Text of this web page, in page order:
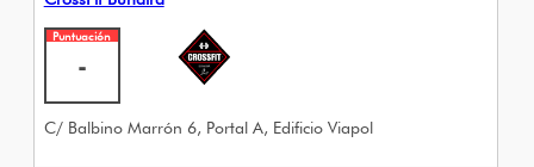
Puntuación
-
C/ Balbino Marrón 6, Portal A, Edificio Viapol